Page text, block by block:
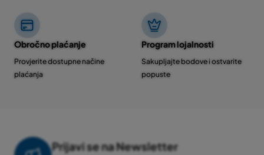
Obročno plaćanje
Provjerite dostupne načine
plaćanja
Program lojalnosti
Sakupljajte bodove i ostvarite
popuste
Prijavi se na Newsletter